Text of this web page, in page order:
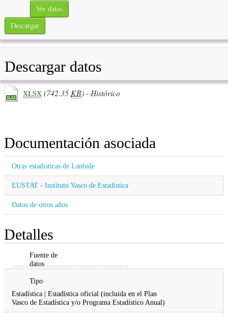
Ver datos
Descargar
Descargar datos
XLSX (742.35 KB) - Histórico
Documentación asociada
Otras estadísticas de Lanbide
EUSTAT - Instituto Vasco de Estadística
Datos de otros años
Detalles
Fuente de
datos
Lanbide - Servicio Vasco de Empleo
Tipo
Estadística | Estadística oficial (incluida en el Plan
Vasco de Estadística y/o Programa Estadístico Anual)